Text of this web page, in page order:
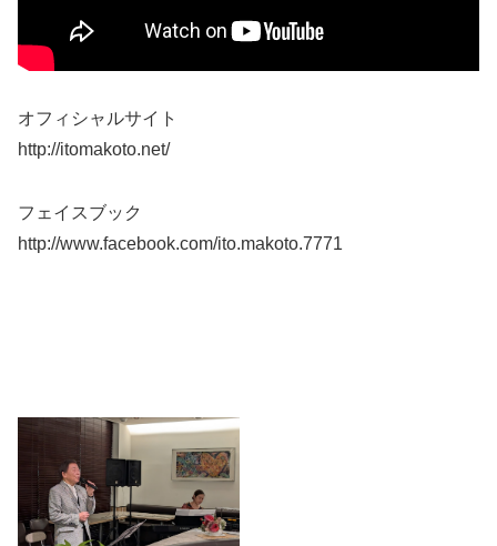
オフィシャルサイト
http://itomakoto.net/
フェイスブック
http://www.facebook.com/ito.makoto.7771